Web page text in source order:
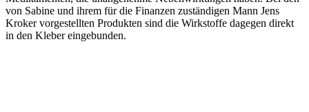
von Sabine und ihrem für die Finanzen zuständigen Mann Jens
Kroker vorgestellten Produkten sind die Wirkstoffe dagegen direkt
in den Kleber eingebunden.